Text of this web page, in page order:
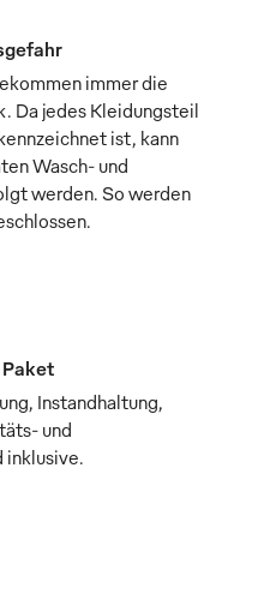
immer die
Da jedes Kleidungsteil
ist, kann
Wasch- und
werden. So werden
Paket
Instandhaltung,
und
inklusive.